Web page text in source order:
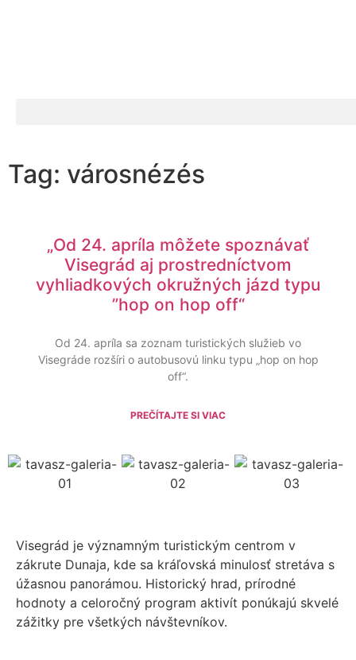
Tag: városnézés
„Od 24. apríla môžete spoznávať
Visegrád aj prostredníctvom
vyhliadkových okružných jázd typu
”hop on hop off“
Od 24. apríla sa zoznam turistických služieb vo
Visegráde rozšíri o autobusovú linku typu „hop on hop
off“.
PREČÍTAJTE SI VIAC
Visegrád je významným turistickým centrom v
zákrute Dunaja, kde sa kráľovská minulosť stretáva s
úžasnou panorámou. Historický hrad, prírodné
hodnoty a celoročný program aktivít ponúkajú skvelé
zážitky pre všetkých návštevníkov.